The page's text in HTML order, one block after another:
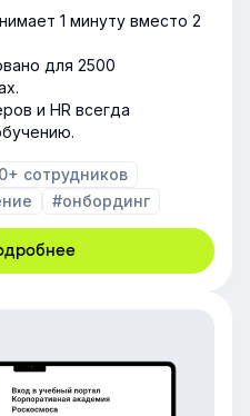
1 минуту вместо 2
для 2500
и HR всегда
сотрудников
#онбординг